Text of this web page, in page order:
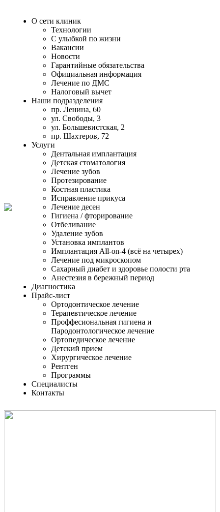
О сети клиник
Технологии
С улыбкой по жизни
Вакансии
Новости
Гарантийные обязательства
Официальная информация
Лечение по ДМС
Налоговый вычет
Наши подразделения
пр. Ленина, 60
ул. Свободы, 3
ул. Большевистская, 2
пр. Шахтеров, 72
Услуги
Дентальная имплантация
Детская стоматология
Лечение зубов
Протезирование
Костная пластика
Исправление прикуса
Лечение десен
Гигиена / фторирование
Отбеливание
Удаление зубов
Установка имплантов
Имплантация All-on-4 (всё на четырех)
Лечение под микроскопом
Сахарный диабет и здоровье полости рта
Анестезия в бережный период
Диагностика
Прайс-лист
Ортодонтическое лечение
Терапевтическое лечение
Проффесиональная гигиена и
Пародонтологическое лечение
Ортопедическое лечение
Детский прием
Хирургическое лечение
Рентген
Программы
Специалисты
Контакты